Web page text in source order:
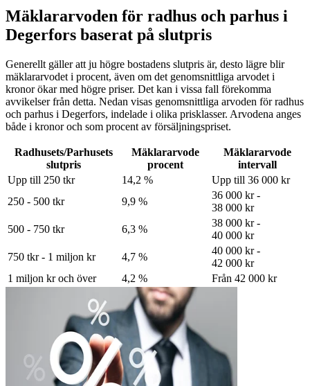
Mäklararvoden för radhus och parhus i
Degerfors baserat på slutpris
Generellt gäller att ju högre bostadens slutpris är, desto lägre blir
mäklararvodet i procent, även om det genomsnittliga arvodet i
kronor ökar med högre priser. Det kan i vissa fall förekomma
avvikelser från detta. Nedan visas genomsnittliga arvoden förradhus
och parhus i Degerfors, indelade i olika prisklasser. Arvodena anges
både i kronor och som procent av försäljningspriset.
Radhusets/Parhusets
slutpris
Mäklararvode
procent
Mäklararvode
intervall
Upp till 250 tkr
14,2 %
Upp till 36 000 kr
250 - 500 tkr
9,9 %
36 000 kr -
38 000 kr
500 - 750 tkr
6,3 %
38 000 kr -
40 000 kr
750 tkr - 1 miljon kr
4,7 %
40 000 kr -
42 000 kr
1 miljon kr och över
4,2 % Från 42 000 kr